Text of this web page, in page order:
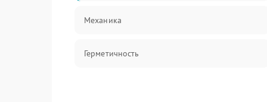
Механика
Герметичность